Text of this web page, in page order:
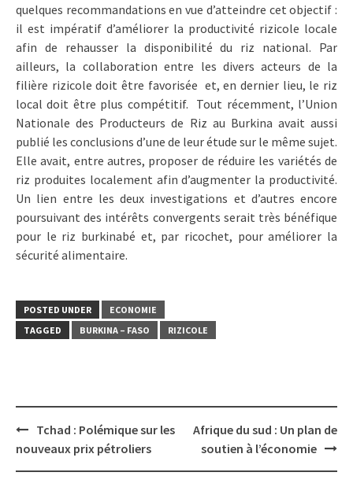
quelques recommandations en vue d’atteindre cet objectif :
il est impératif d’améliorer la productivité rizicole locale
afin de rehausser la disponibilité du riz national. Par
ailleurs, la collaboration entre les divers acteurs de la
filière rizicole doit être favorisée et, en dernier lieu, le riz
local doit être plus compétitif. Tout récemment, l’Union
Nationale des Producteurs de Riz au Burkina avait aussi
publié les conclusions d’une de leur étude sur le même sujet.
Elle avait, entre autres, proposer de réduire les variétés de
riz produites localement afin d’augmenter la productivité.
Un lien entre les deux investigations et d’autres encore
poursuivant des intérêts convergents serait très bénéfique
pour le riz burkinabé et, par ricochet, pour améliorer la
sécurité alimentaire.
POSTED UNDER
ECONOMIE
TAGGED
BURKINA – FASO RIZICOLE
Post
navigation
Tchad : Polémique sur les
nouveaux prix pétroliers
Afrique du sud : Un plan de
soutien à l’économie